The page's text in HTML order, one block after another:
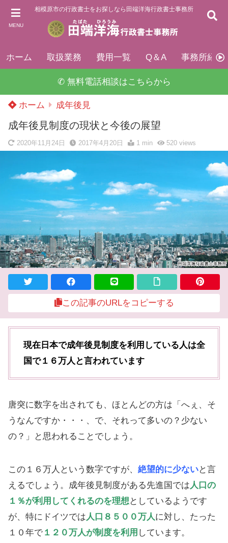
MENU
相模原市の行政書士をお探しなら田端洋海行政書士事務所
ホーム 取扱業務 費用一覧 Q＆A 事務所紹介
✆ 無料電話相談はこちらから
ホーム 成年後見
成年後見制度の現状と今後の展望
2020年11月24日 2017年4月20日 1 min 520views
この記事のURLをコピーする
現在日本で成年後見制度を利用している人は全
国で１６万人と言われています
唐突に数字を出されても、ほとんどの方は「へぇ、そ
うなんですか・・・、で、それって多いの？少ない
の？」と思われることでしょう。
この１６万人という数字ですが、 絶望的に少ないと言
えるでしょう。成年後見制度がある先進国では人口の
１％が利用してくれるのを理想としているようです
が、特にドイツでは人口８５００万人に対し、たった
１０年で １２０万人が制度を利用 しています。